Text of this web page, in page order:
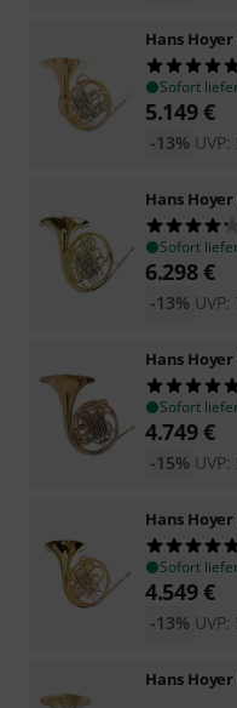
Hans Hoyer
Sofort
5.149€
UVP:
-13%
Hans Hoyer
Sofort
6.298€
UVP:
-13%
Hans Hoyer
Sofort
4.749€
UVP:
-15%
Hans Hoyer
Sofort
4.549€
UVP:
-13%
Hans Hoyer